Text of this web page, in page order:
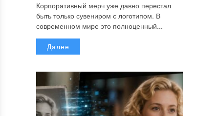
Корпоративный мерч уже давно перестал
быть только сувениром с логотипом. В
современном мире это полноценный...
Далее